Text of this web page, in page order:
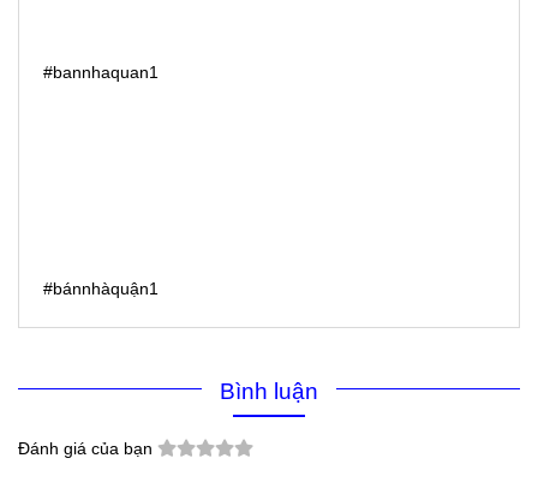
#bannhaquan1
#bánnhàquận1
Bình luận
Đánh giá của bạn